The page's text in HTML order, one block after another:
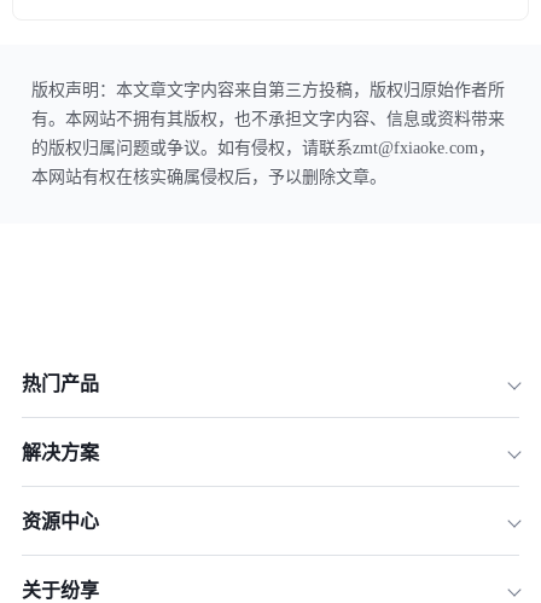
版权声明：本文章文字内容来自第三方投稿，版权归原始作者所
有。本网站不拥有其版权，也不承担文字内容、信息或资料带来
的版权归属问题或争议。如有侵权，请联系zmt@fxiaoke.com，
本网站有权在核实确属侵权后，予以删除文章。
热门产品
解决方案
资源中心
关于纷享